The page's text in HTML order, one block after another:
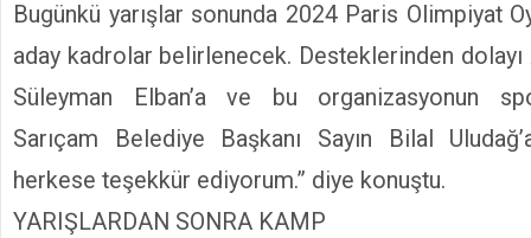
Bugünkü yarışlar sonunda 2024 Paris Olimpiyat
aday kadrolar belirlenecek. Desteklerinden dolayı
Süleyman Elban’a ve bu organizasyonun
Sarıçam Belediye Başkanı Sayın Bilal
herkese teşekkür ediyorum.” diye konuştu.
YARIŞLARDAN SONRA KAMP